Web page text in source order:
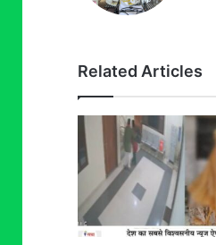
Related Articles